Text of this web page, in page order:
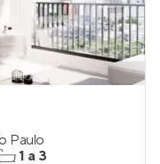
Paulo
1 a 3